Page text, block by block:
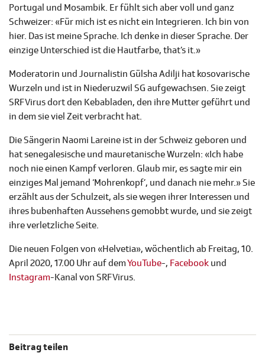
Portugal und Mosambik. Er fühlt sich aber voll und ganz
Schweizer: «Für mich ist es nicht ein Integrieren. Ich bin von
hier. Das ist meine Sprache. Ich denke in dieser Sprache. Der
einzige Unterschied ist die Hautfarbe, that’s it.»
Moderatorin und Journalistin Gülsha Adilji hat kosovarische
Wurzeln und ist in Niederuzwil SG aufgewachsen. Sie zeigt
SRF Virus dort den Kebabladen, den ihre Mutter geführt und
in dem sie viel Zeit verbracht hat.
Die Sängerin Naomi Lareine ist in der Schweiz geboren und
hat senegalesische und mauretanische Wurzeln: «Ich habe
noch nie einen Kampf verloren. Glaub mir, es sagte mir ein
einziges Mal jemand ‘Mohrenkopf’, und danach nie mehr.» Sie
erzählt aus der Schulzeit, als sie wegen ihrer Interessen und
ihres bubenhaften Aussehens gemobbt wurde, und sie zeigt
ihre verletzliche Seite.
Die neuen Folgen von «Helvetia», wöchentlich ab Freitag, 10.
April 2020, 17.00 Uhr auf demYouTube-, Facebook und
Instagram-Kanal von SRF Virus.
Beitrag teilen